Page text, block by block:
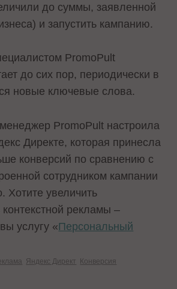
до суммы, заявленной
и запустить кампанию.
PromoPult
до сих пор, периодически в
новые ключевые слова.
PromoPult настроила
Директе, которая принесла
конверсий по сравнению с
сотрудником кампании
Хотите увеличить
рекламы –
услугу «Персональный
Яндекс Директ Конверсия